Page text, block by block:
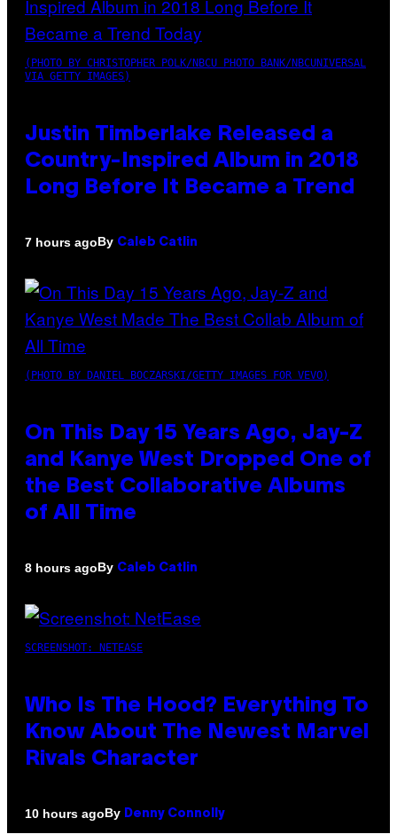
(PHOTO BY CHRISTOPHER POLK/NBCU PHOTO BANK/NBCUNIVERSAL
VIA GETTY IMAGES)
Justin Timberlake Released a
Country-Inspired Album in 2018
Long Before It Became a Trend
7 hours agoBy Caleb Catlin
(PHOTO BY DANIEL BOCZARSKI/GETTY IMAGES FOR VEVO)
On This Day 15 Years Ago, Jay-Z
and Kanye West Dropped One of
the Best Collaborative Albums
of All Time
8 hours agoBy Caleb Catlin
SCREENSHOT: NETEASE
Who Is The Hood? Everything To
Know About The Newest Marvel
Rivals Character
10 hours agoBy Denny Connolly